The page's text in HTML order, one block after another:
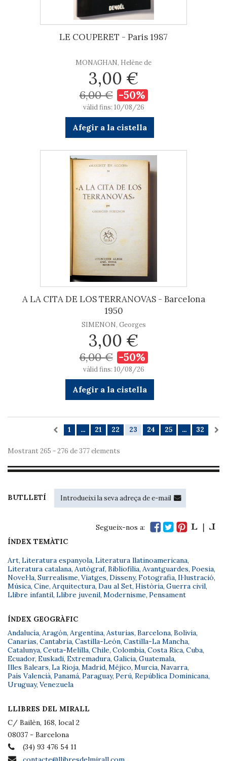
LE COUPERET - Paris 1987
MONAGHAN, Helène de
3,00 €
6,00 € -50%
vàlid fins: 10/08/26
Afegir a la cistella
A LA CITA DE LOS TERRANOVAS - Barcelona
1950
SIMENON, Georges
3,00 €
6,00 € -50%
vàlid fins: 10/08/26
Afegir a la cistella
1 ... 21 22 23 24 25 ... 32
Mostrant 265 - 276 de 377 elements
BUTLLETÍ
Segueix-nos a:
ÍNDEX TEMÀTIC
Art, Literatura espanyola, Literatura llatinoamericana,
Literatura catalana, Autògraf, Bibliofília, Avantguardes, Poesia,
Novel·la, Surrealisme, Viatges, Disseny, Fotografia, Il·lustració,
Música, Cine, Arquitectura, Dau al Set, Història, Guerra civil,
Llibre infantil, Llibre juvenil, Modernisme, Pensament
ÍNDEX GEOGRÀFIC
Andalucía, Aragón, Argentina, Asturias, Barcelona, Bolivia,
Canarias, Cantabria, Castilla-León, Castilla-La Mancha,
Catalunya, Ceuta-Melilla, Chile, Colombia, Costa Rica, Cuba,
Ecuador, Euskadi, Extremadura, Galicia, Guatemala,
Illes Balears, La Rioja, Madrid, Méjico, Murcia, Navarra,
País Valencià, Panamá, Paraguay, Perú, República Dominicana,
Uruguay, Venezuela
LLIBRES DEL MIRALL
C/ Bailèn, 168, local 2
08037 - Barcelona
(34) 93 476 54 11